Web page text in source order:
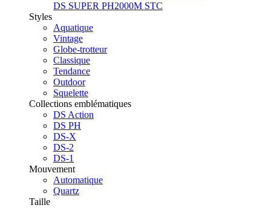
DS SUPER PH2000M STC
Styles
Aquatique
Vintage
Globe-trotteur
Classique
Tendance
Outdoor
Squelette
Collections emblématiques
DS Action
DS PH
DS-X
DS-2
DS-1
Mouvement
Automatique
Quartz
Taille